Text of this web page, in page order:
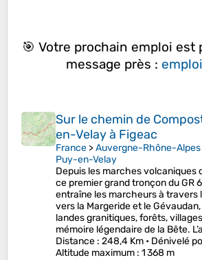
🎯 Votre prochain emploi est
message près :
Sur le chemin de
en-Velay à Figeac
France >Auvergne-Rhône-Alpes
Puy-en-Velay
Depuis les marches volcaniques
ce premier grand tronçon du GR
entraîne les marcheurs à travers
vers la Margeride et le
landes granitiques, forêts,
mémoire légendaire de la Bête.
Distance : 248,4 Km • Dénivelé
Altitude maximum : 1 368 m